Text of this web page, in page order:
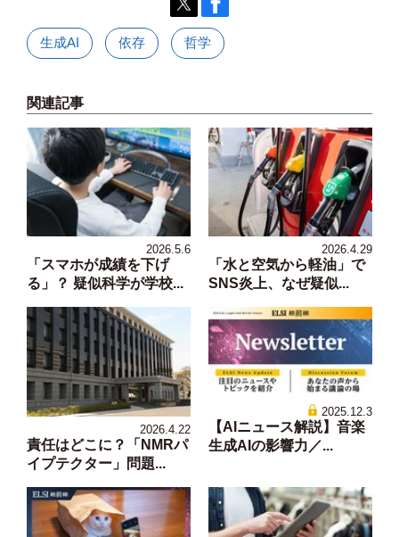
生成AI 依存 哲学
関連記事
2026.5.6
「スマホが成績を下げ
る」？ 疑似科学が学校...
2026.4.29
「水と空気から軽油」で
SNS炎上、なぜ疑似...
2026.4.22
責任はどこに？「NMRパ
イプテクター」問題...
2025.12.3
【AIニュース解説】音楽
生成AIの影響力／...